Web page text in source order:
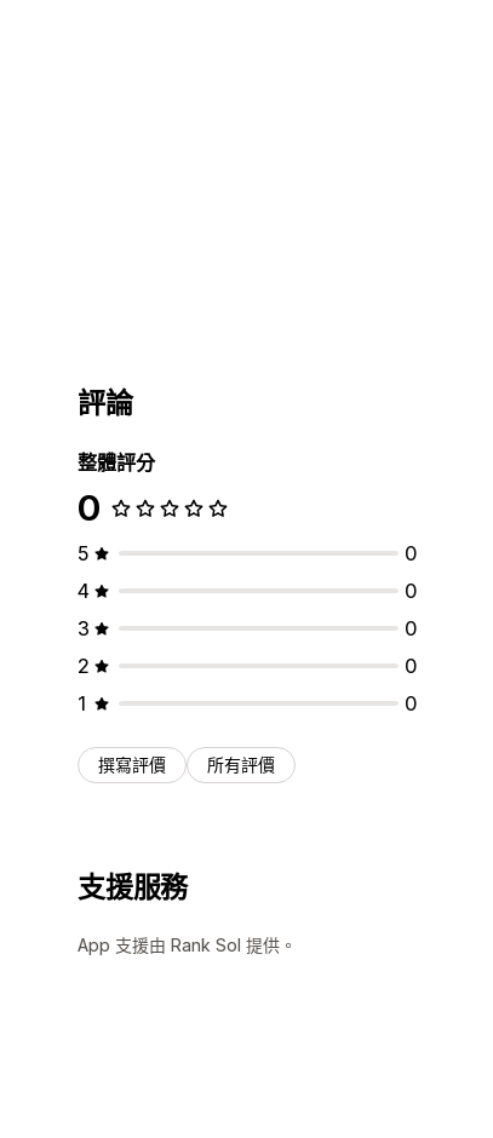
評論
整體評分
0
5
0
4
0
3
0
2
0
1
0
撰寫評價 所有評價
支援服務
App 支援由 Rank Sol 提供。